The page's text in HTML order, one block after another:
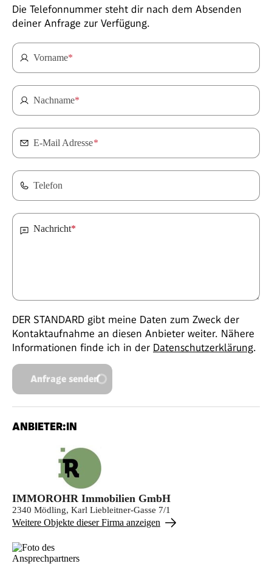
Die Telefonnummer steht dir nach dem Absenden
deiner Anfrage zur Verfügung.
Vorname*
Nachname*
E-Mail Adresse*
Telefon
Nachricht*
DER STANDARD gibt meine Daten zum Zweck der
Kontaktaufnahme an diesen Anbieter weiter. Nähere
Informationen finde ich in der Datenschutzerklärung.
Anfrage senden
ANBIETER:IN
IMMOROHR Immobilien GmbH
2340 Mödling, Karl Liebleitner-Gasse 7/1
Weitere Objekte dieser Firma anzeigen